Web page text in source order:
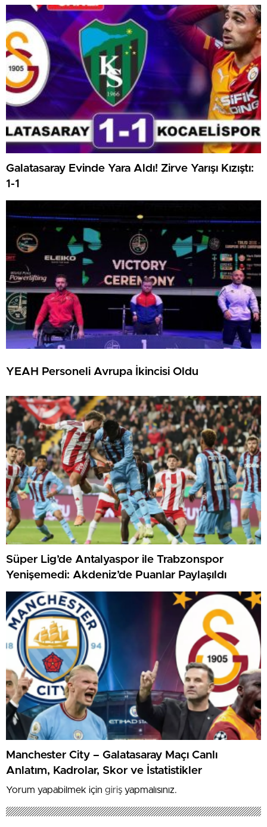
Haftanın Kritik Randevusu
Galatasaray Evinde Yara Aldı! Zirve Yarışı Kızıştı:
1-1
YEAH Personeli Avrupa İkincisi Oldu
Süper Lig’de Antalyaspor ile Trabzonspor
Yenişemedi: Akdeniz’de Puanlar Paylaşıldı
Manchester City – Galatasaray Maçı Canlı
Anlatım, Kadrolar, Skor ve İstatistikler
Yorum yapabilmek için giriş yapmalısınız.